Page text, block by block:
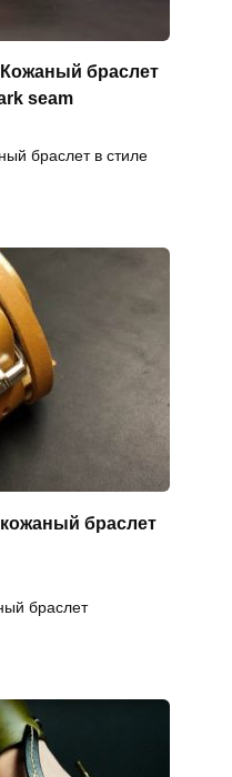
браслет
seam
браслет в стиле
браслет
браслет